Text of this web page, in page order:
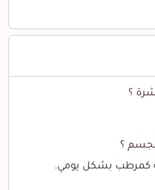
؟
؟
كمرطب بشكل يومي.